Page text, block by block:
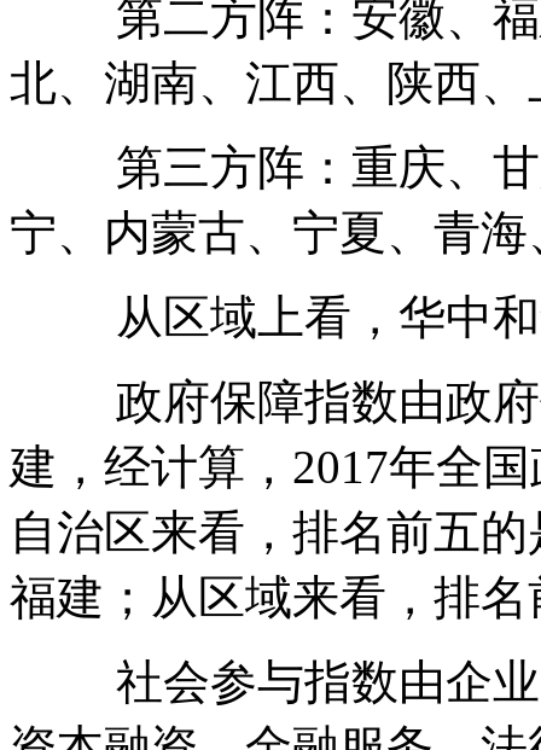
第二方阵：安徽、福
北、湖南、江西、陕西
第三方阵：重庆、甘
宁、内蒙古、宁夏、青
从区域上看，华中和
政府保障指数由政府
建，经计算，2017年全
自治区来看，排名前五
福建；从区域来看，排
社会参与指数由企业